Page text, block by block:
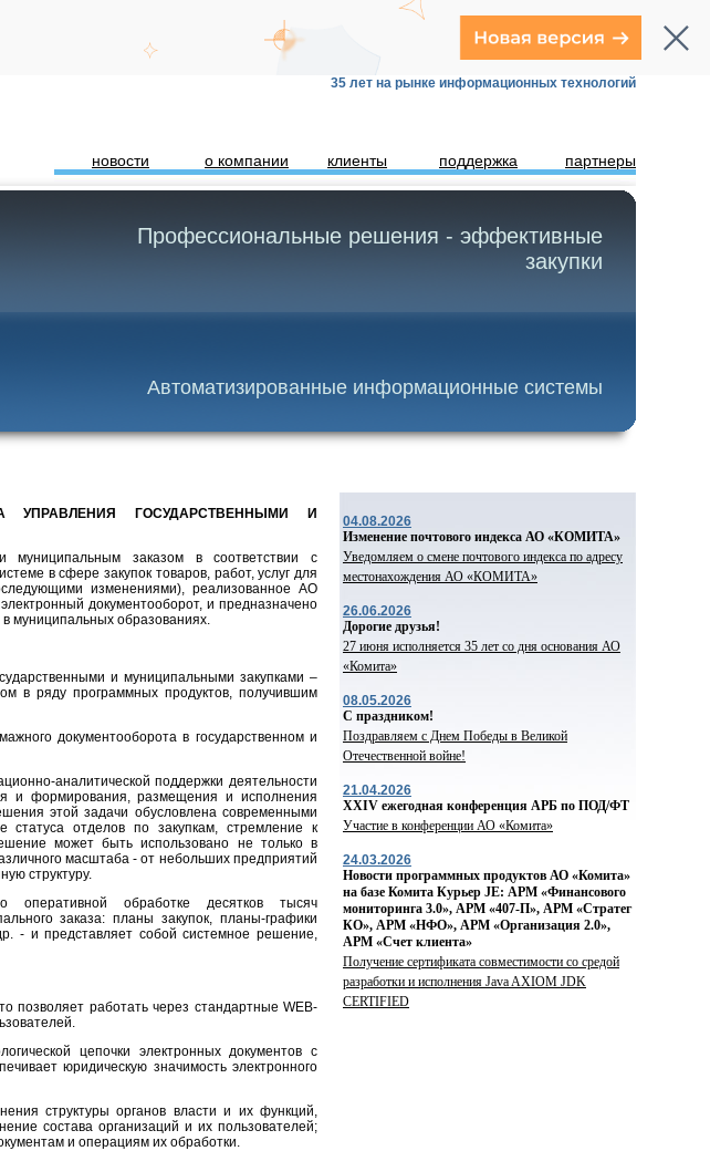
35 лет на рынке информационных технологий
новости о компании клиенты поддержка партнеры
Профессиональные решения - эффективные
закупки
Автоматизированные информационные системы
УПРАВЛЕНИЯ ГОСУДАРСТВЕННЫМИ И
муниципальным заказом в соответствии с
в сфере закупок товаров, работ, услуг для
изменениями), реализованное АО
документооборот, и предназначено
муниципальных образованиях.
и муниципальными закупками –
ряду программных продуктов, получившим
документооборота в государственном и
аналитической поддержки деятельности
и формирования, размещения и исполнения
этой задачи обусловлена современными
статуса отделов по закупкам, стремление к
может быть использовано не только в
масштаба - от небольших предприятий
структуру.
обработке десятков тысяч
заказа: планы закупок, планы-графики
- и представляет собой системное решение,
работать через стандартные WEB-
цепочки электронных документов с
юридическую значимость электронного
структуры органов власти и их функций,
состава организаций и их пользователей;
и операциям их обработки.
04.08.2026
Изменение почтового индекса АО «КОМИТА»
Уведомляем о смене почтового индекса по адресу
местонахождения АО «КОМИТА»
26.06.2026
Дорогие друзья!
27 июня исполняется 35 лет со дня основания АО
«Комита»
08.05.2026
С праздником!
Поздравляем с Днем Победы в Великой
Отечественной войне!
21.04.2026
ХХIV ежегодная конференция АРБ по ПОД/ФТ
Участие в конференции АО «Комита»
24.03.2026
Новости программных продуктов АО «Комита»
на базе Комита Курьер JE: АРМ «Финансового
мониторинга 3.0», АРМ «407-П», АРМ «Стратег
КО», АРМ «НФО», АРМ «Организация 2.0»,
АРМ «Счет клиента»
Получение сертификата совместимости со средой
разработки и исполнения Java AXIOM JDK
CERTIFIED